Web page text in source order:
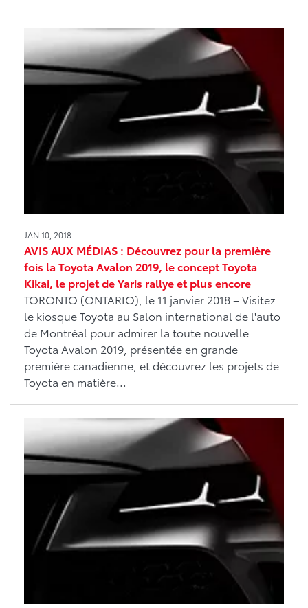
JAN 10, 2018
AVIS AUX MÉDIAS : Découvrez pour la première
fois la Toyota Avalon 2019, le concept Toyota
Kikai, le projet de Yaris rallye et plus encore
TORONTO (ONTARIO), le 11 janvier 2018 – Visitez
le kiosque Toyota au Salon international de l'auto
de Montréal pour admirer la toute nouvelle
Toyota Avalon 2019, présentée en grande
première canadienne, et découvrez les projets de
Toyota en matière...